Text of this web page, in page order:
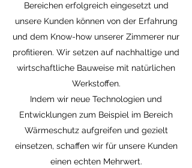
Bereichen erfolgreich eingesetzt und
unsere Kunden können von der Erfahrung
und dem Know-how unserer Zimmerer nur
profitieren. Wir setzen auf nachhaltige und
wirtschaftliche Bauweise mit natürlichen
Werkstoffen.
Indem wir neue Technologien und
Entwicklungen zum Beispiel im Bereich
Wärmeschutz aufgreifen und gezielt
einsetzen, schaffen wir für unsere Kunden
einen echten Mehrwert.